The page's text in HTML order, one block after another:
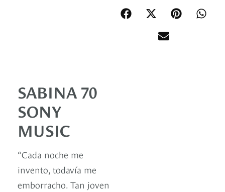
SABINA 70
SONY
MUSIC
“Cada noche me
invento, todavía me
emborracho. Tan joven